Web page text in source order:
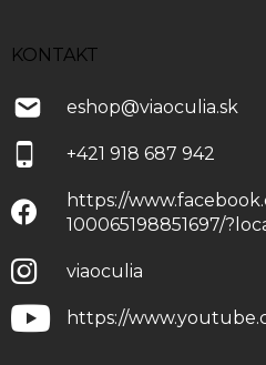
KONTAKT
eshop@viaoculia.sk
+421 918 687 942
https://
100065198851697/
viaoculia
https://